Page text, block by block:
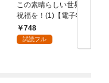
この素晴らしい世界に
祝福を！(1)【電子特別
版】748
試読フル